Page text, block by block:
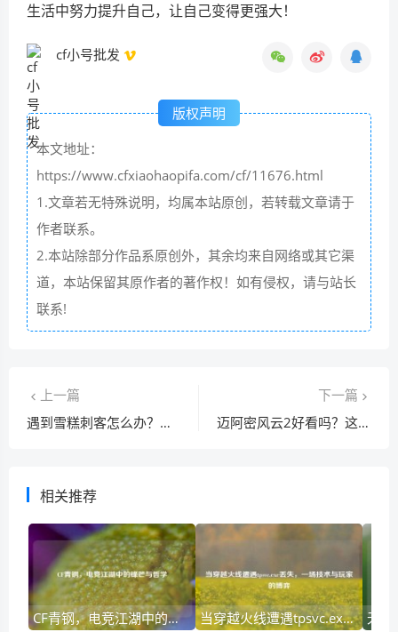
生活中努力提升自己，让自己变得更强大！
cf小号批发
版权声明
本文地址：
https://www.cfxiaohaopifa.com/cf/11676.html
1.文章若无特殊说明，均属本站原创，若转载文章请于
作者联系。
2.本站除部分作品系原创外，其余均来自网络或其它渠
道，本站保留其原作者的著作权！如有侵权，请与站长
联系!
上一篇
遇到雪糕刺客怎么办？这份避坑指南请收好！
下一篇
迈阿密风云2好看吗？这几个看点千万别错过！
相关推荐
CF青钢，电竞江湖中的锋芒与哲学 当穿越火线遭遇tpsvc.exe丢失，一场技术与玩家的博弈